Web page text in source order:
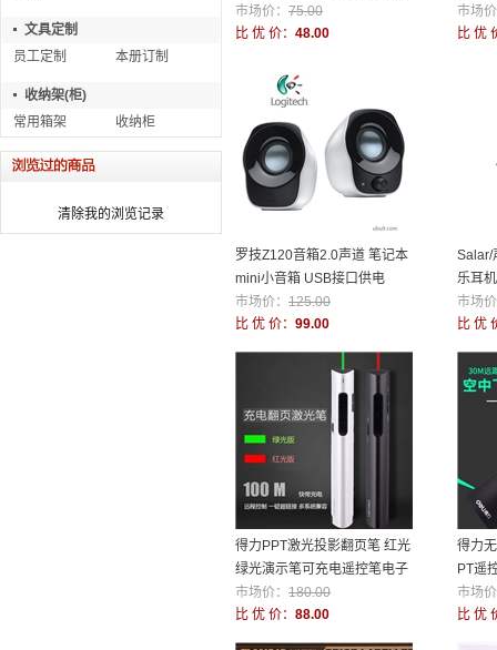
文具定制
员工定制
本册订制
收纳架(柜)
常用箱架
收纳柜
清除我的浏览记录
舍小夜灯
市场价： 75.00
比 优 价： 48.00
字灯
市场
比 优
罗技Z120音箱2.0声道 笔记本
mini小音箱 USB接口供电
市场价： 125.00
比 优 价： 99.00
Salar/
乐耳
市场
比 优
得力PPT激光投影翻页笔 红光
绿光演示笔可充电遥控笔电子
教鞭笔
市场价： 180.00
比 优 价： 88.00
得力
PT遥
投影笔
市场
比 优